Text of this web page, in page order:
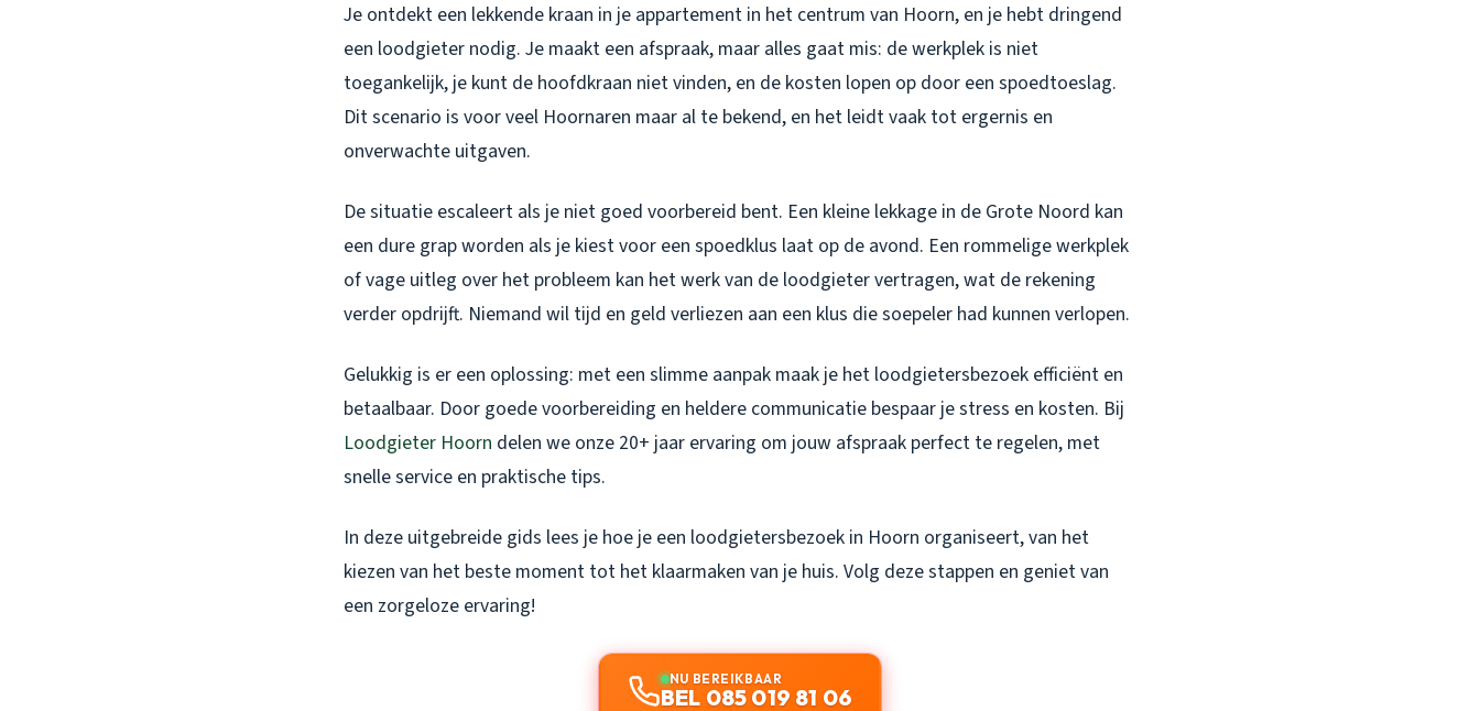
Je ontdekt een lekkende kraan in je appartement in het centrum van Hoorn, en je hebt dringend
een loodgieter nodig. Je maakt een afspraak, maar alles gaat mis: de werkplek is niet
toegankelijk, je kunt de hoofdkraan niet vinden, en de kosten lopen op door een spoedtoeslag.
Dit scenario is voor veel Hoornaren maar al te bekend, en het leidt vaak tot ergernis en
onverwachte uitgaven.
De situatie escaleert als je niet goed voorbereid bent. Een kleine lekkage in de Grote Noord kan
een dure grap worden als je kiest voor een spoedklus laat op de avond. Een rommelige werkplek
of vage uitleg over het probleem kan het werk van de loodgieter vertragen, wat de rekening
verder opdrijft. Niemand wil tijd en geld verliezen aan een klus die soepeler had kunnen verlopen.
Gelukkig is er een oplossing: met een slimme aanpak maak je het loodgietersbezoek efficiënt en
betaalbaar. Door goede voorbereiding en heldere communicatie bespaar je stress en kosten. Bij
Loodgieter Hoorn delen we onze 20+ jaar ervaring om jouw afspraak perfect te regelen, met
snelle service en praktische tips.
In deze uitgebreide gids lees je hoe je een loodgietersbezoek in Hoorn organiseert, van het
kiezen van het beste moment tot het klaarmaken van je huis. Volg deze stappen en geniet van
een zorgeloze ervaring!
NU BEREIKBAAR
BEL 085 019 81 06